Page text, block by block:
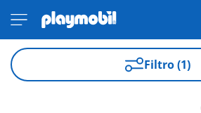
Filtro (1)